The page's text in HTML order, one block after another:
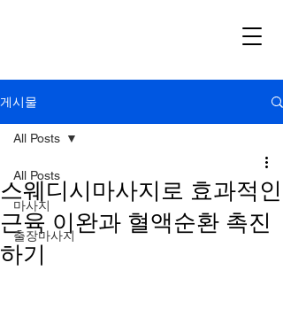
게시물
All Posts
마사지
출장마사지
All Posts
스웨디시마사지로 효과적인
근육 이완과 혈액순환 촉진
하기